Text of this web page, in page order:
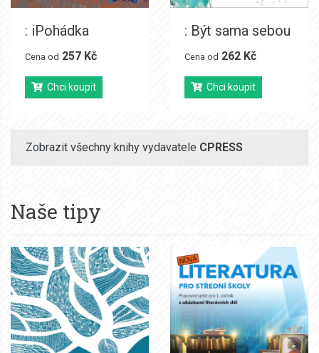
: iPohádka
Cena od 257 Kč
Chci koupit
: Být sama sebou
Cena od 262 Kč
Chci koupit
Zobrazit všechny knihy vydavatele CPRESS
Naše tipy